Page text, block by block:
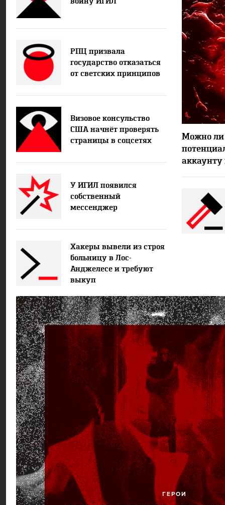
РПЦ призвала
государство отказаться
от светских принципов
Визовое консульство
США начнёт проверять
страницы в соцсетях
У ИГИЛ появился
собственный
мессенджер
Хакеры вывели из строя
больницу в Лос-
Анджелесе и требуют
выкуп
Можно ли
аккаунту
ГЕРОИ